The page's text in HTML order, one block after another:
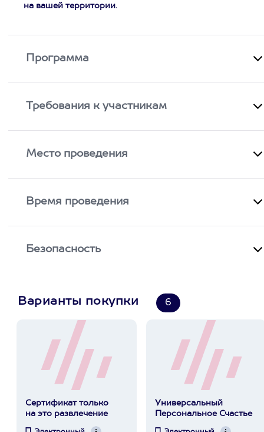
на вашей территории.
Программа
Требования к участникам
Место проведения
Время проведения
Безопасность
Варианты покупки 6
Сертификат только
на это развлечение
Универсальный
Персональное Счастье